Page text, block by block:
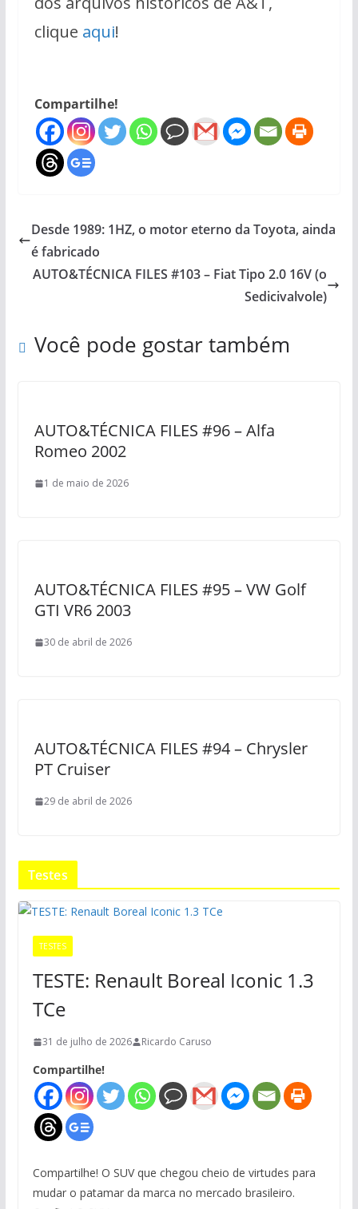
clique aqui!
Compartilhe!
Desde 1989: 1HZ, o motor eterno da Toyota, ainda
é fabricado
AUTO&TÉCNICA FILES #103 – Fiat Tipo 2.0 16V (o
Sedicivalvole)
Você pode gostar também
AUTO&TÉCNICA FILES #96 – Alfa
Romeo 2002
1 de maio de 2026
AUTO&TÉCNICA FILES #95 – VW Golf
GTI VR6 2003
30 de abril de 2026
AUTO&TÉCNICA FILES #94 – Chrysler
PT Cruiser
29 de abril de 2026
Testes
TESTES
TESTE: Renault Boreal Iconic 1.3
TCe
31 de julho de 2026 Ricardo Caruso
Compartilhe!
Compartilhe! O SUV que chegou cheio de virtudes para
mudar o patamar da marca no mercado brasileiro.